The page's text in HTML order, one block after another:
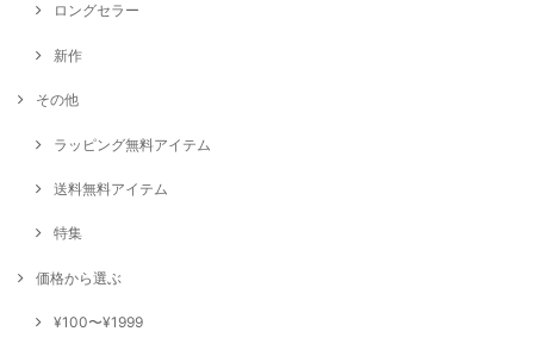
ロングセラー
新作
その他
ラッピング無料アイテム
送料無料アイテム
特集
価格から選ぶ
¥100〜¥1999